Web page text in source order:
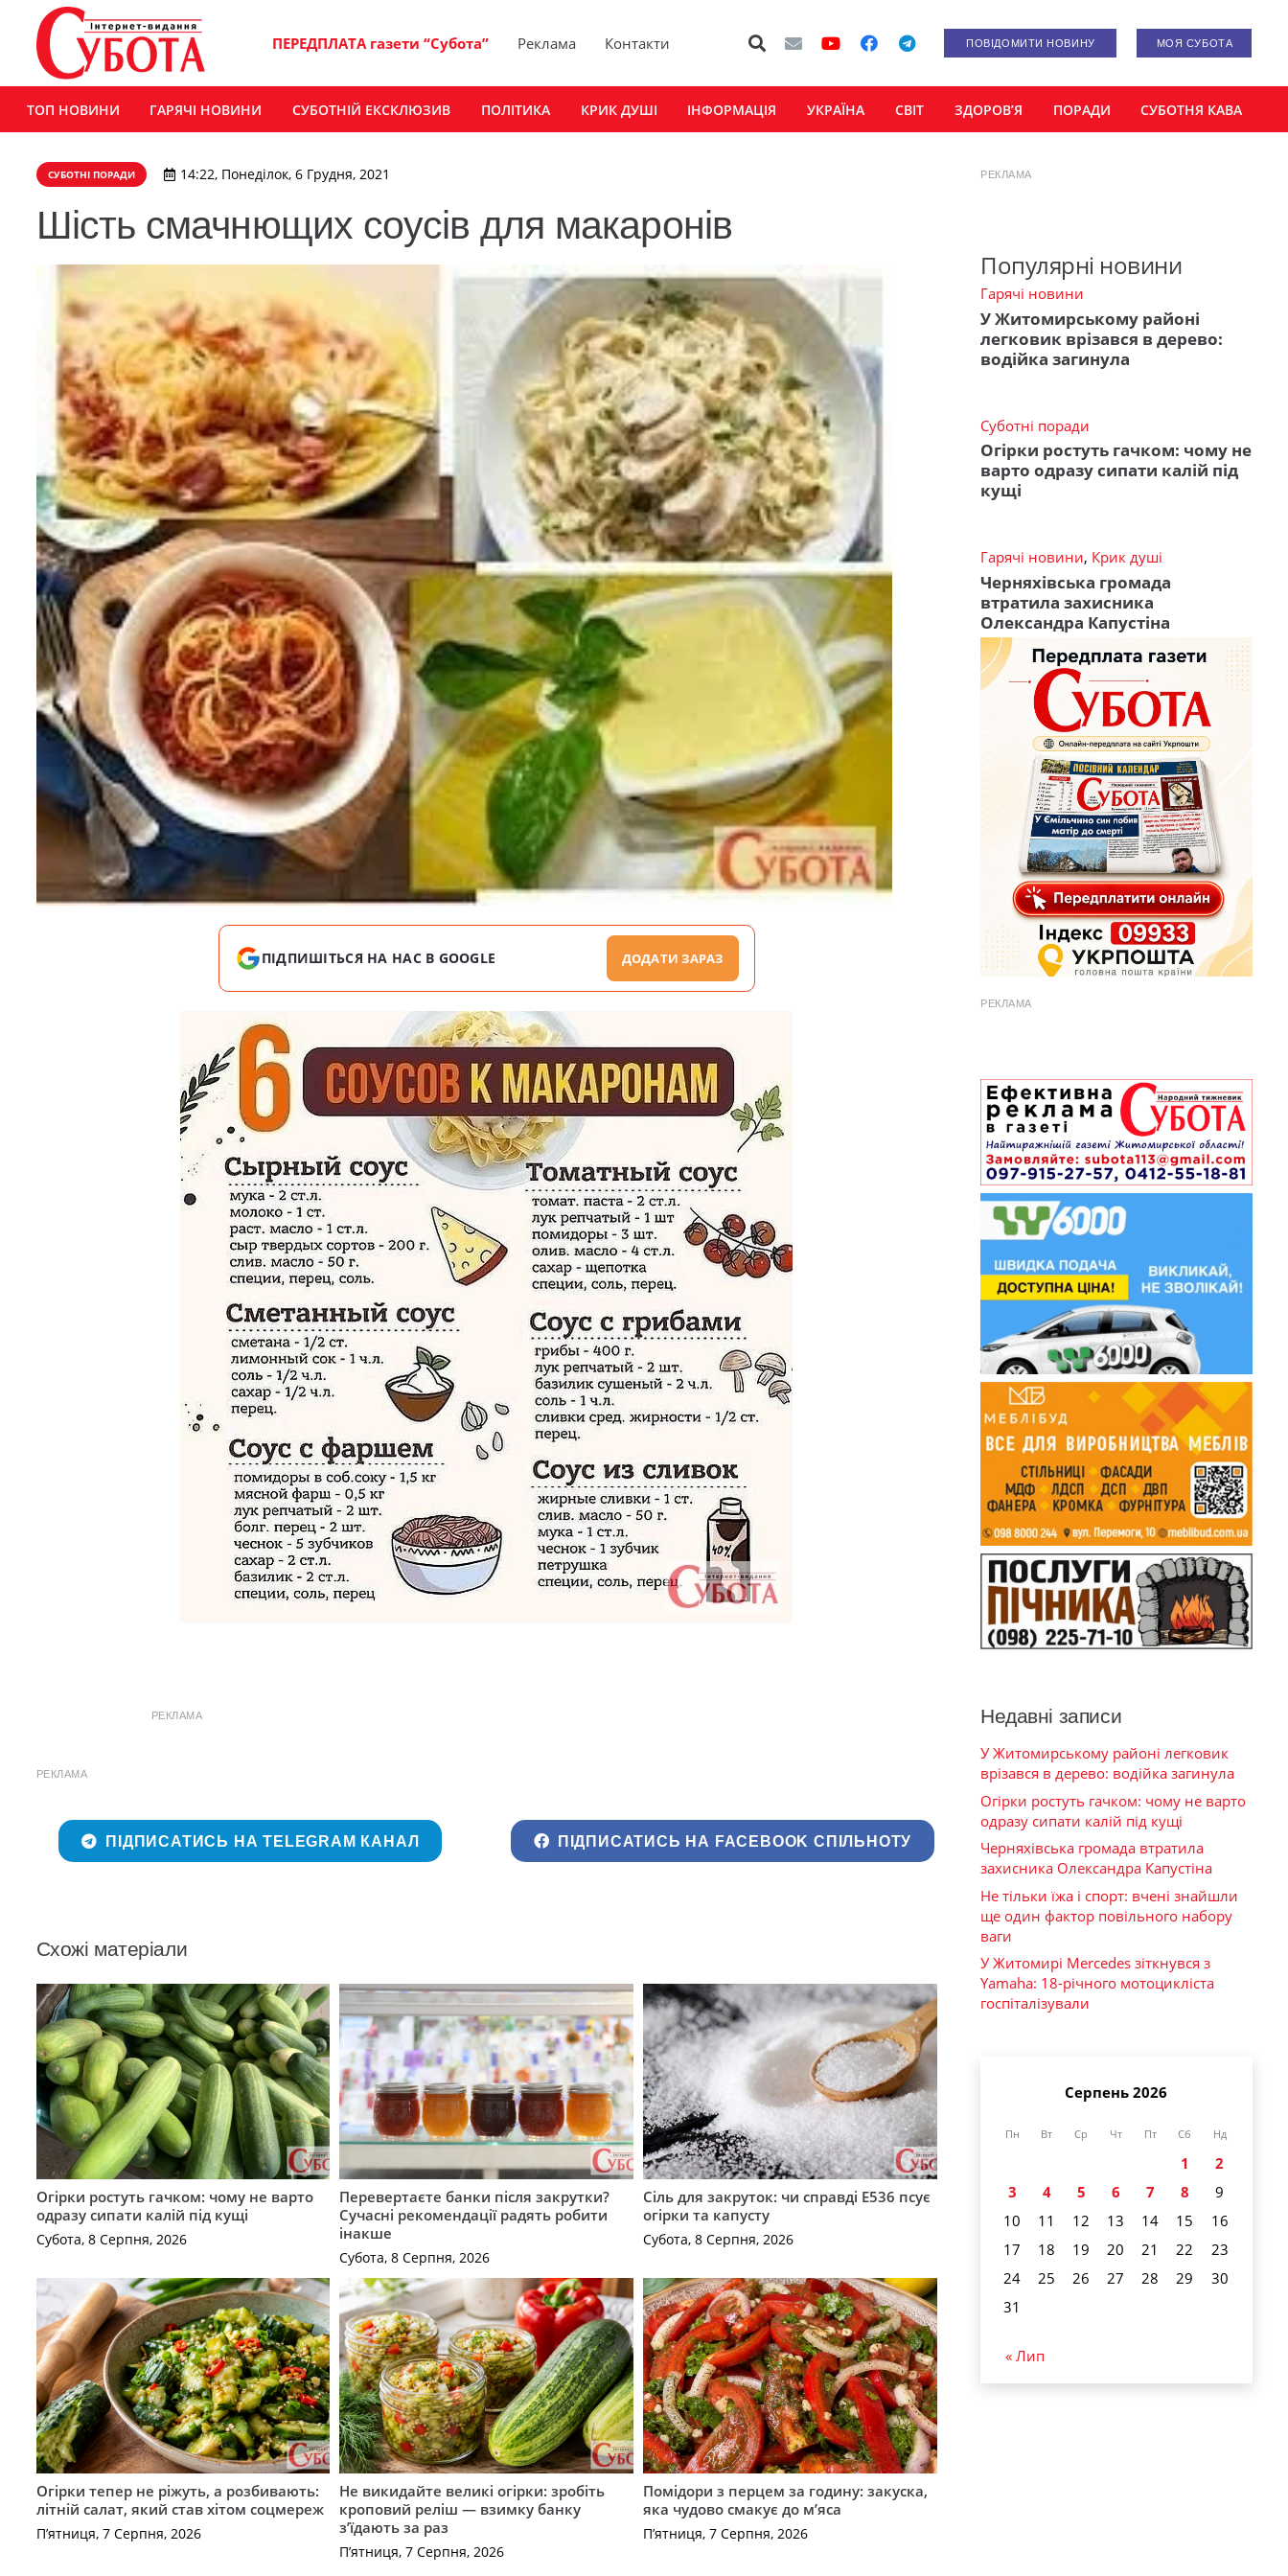
ПЕРЕДПЛАТА газети “Субота” Реклама Контакти ПОВІДОМИТИ НОВИНУ МОЯ СУБОТА
ТОП НОВИНИ ГАРЯЧІ НОВИНИ СУБОТНІЙ ЕКСКЛЮЗИВ ПОЛІТИКА КРИК ДУШІ ІНФОРМАЦІЯ УКРАЇНА СВІТ ЗДОРОВ’Я ПОРАДИ СУБОТНЯ КАВА
СУБОТНІ ПОРАДИ 14:22, Понеділок, 6 Грудня, 2021
Шість смачнющих соусів для макаронів
ПІДПИШІТЬСЯ НА НАС В GOOGLE ДОДАТИ ЗАРАЗ
РЕКЛАМА
РЕКЛАМА
ПІДПИСАТИСЬ НА TELEGRAM КАНАЛ ПІДПИСАТИСЬ НА FACEBOOK СПІЛЬНОТУ
Схожі матеріали
Огірки ростуть гачком: чому не варто
одразу сипати калій під кущі
Субота, 8 Серпня, 2026
Перевертаєте банки після закрутки?
Сучасні рекомендації радять робити
інакше
Субота, 8 Серпня, 2026
Сіль для закруток: чи справді Е536 псує
огірки та капусту
Субота, 8 Серпня, 2026
Огірки тепер не ріжуть, а розбивають:
літній салат, який став хітом соцмереж
П’ятниця, 7 Серпня, 2026
Не викидайте великі огірки: зробіть
кроповий реліш — взимку банку
з’їдають за раз
П’ятниця, 7 Серпня, 2026
Помідори з перцем за годину: закуска,
яка чудово смакує до м’яса
П’ятниця, 7 Серпня, 2026
РЕКЛАМА
Популярні новини
Гарячі новини
У Житомирському районі
легковик врізався в дерево:
водійка загинула
Суботні поради
Огірки ростуть гачком: чому не
варто одразу сипати калій під
кущі
Гарячі новини, Крик душі
Черняхівська громада
втратила захисника
Олександра Капустіна
РЕКЛАМА
Недавні записи
У Житомирському районі легковик
врізався в дерево: водійка загинула
Огірки ростуть гачком: чому не варто
одразу сипати калій під кущі
Черняхівська громада втратила
захисника Олександра Капустіна
Не тільки їжа і спорт: вчені знайшли
ще один фактор повільного набору
ваги
У Житомирі Mercedes зіткнувся з
Yamaha: 18-річного мотоцикліста
госпіталізували
Серпень 2026
Пн Вт Ср Чт Пт Сб Нд
1
2
3
4 5 6 7 8
9
10
11 12 13 14 15
16
17
18 19 20 21 22
23
24
25 26 27 28 29
30
31
« Лип